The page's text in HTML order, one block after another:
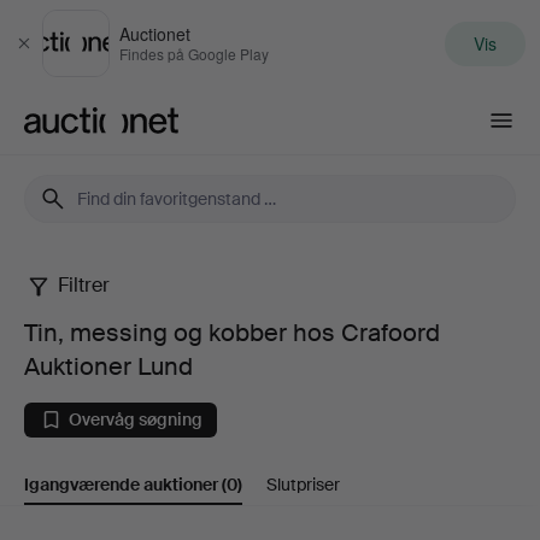
Luk
Auctionet
Findes på Google Play Vis
Tin,
messing
og
kobber
Filtrer
Tin, messing og kobber hos Crafoord
Auktioner Lund
Overvåg søgning
Igangværende auktioner(0) Slutpriser